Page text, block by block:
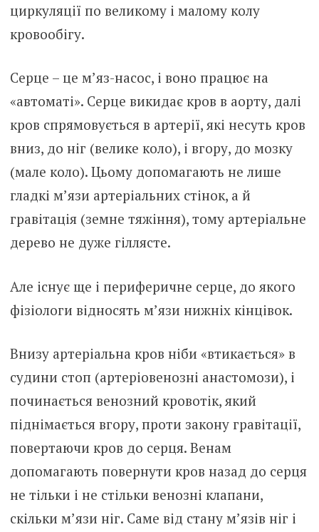
циркуляції по великому і малому колу
кровообігу.
Серце – це м’яз-насос, і воно працює на
«автоматі». Серце викидає кров в аорту, далі
кров спрямовується в артерії, які несуть кров
вниз, до ніг (велике коло), і вгору, до мозку
(мале коло). Цьому допомагають не лише
гладкі м’язи артеріальних стінок, а й
гравітація (земне тяжіння), тому артеріальне
дерево не дуже гіллясте.
Але існує ще і периферичне серце, до якого
фізіологи відносять м’язи нижніх кінцівок.
Внизу артеріальна кров ніби «втикається» в
судини стоп (артеріовенозні анастомози), і
починається венозний кровотік, який
піднімається вгору, проти закону гравітації,
повертаючи кров до серця. Венам
допомагають повернути кров назад до серця
не тільки і не стільки венозні клапани,
скільки м’язи ніг. Саме від стану м’язів ніг і